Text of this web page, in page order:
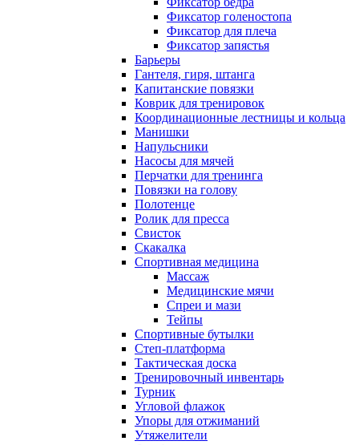
Фиксатор голеностопа
Фиксатор для плеча
Фиксатор запястья
Барьеры
Гантеля, гиря, штанга
Капитанские повязки
Коврик для тренировок
Координационные лестницы и кольца
Манишки
Напульсники
Насосы для мячей
Перчатки для тренинга
Повязки на голову
Полотенце
Ролик для пресса
Свисток
Скакалка
Спортивная медицина
Массаж
Медицинские мячи
Спреи и мази
Тейпы
Спортивные бутылки
Степ-платформа
Тактическая доска
Тренировочный инвентарь
Турник
Угловой флажок
Упоры для отжиманий
Утяжелители